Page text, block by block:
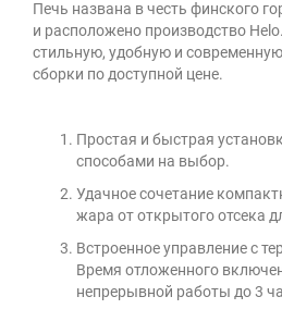
Печь названа в честь финского
и расположено производство
стильную, удобную и
сборки по доступной цене.
Простая и быстрая
способами на выбор.
Удачное сочетание
жара от открытого отсека
Встроенное управление с
Время отложенного
непрерывной работы до 3